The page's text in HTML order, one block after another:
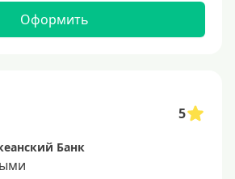
Оформить
5
Банк